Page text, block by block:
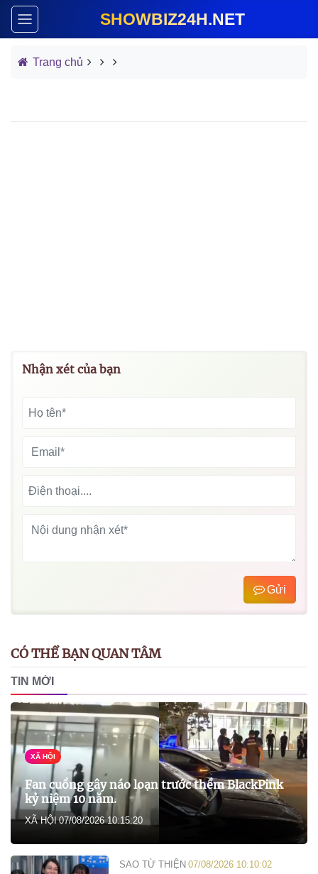
SHOWBIZ24H.NET
Trang chủ
Nhận xét của bạn
Gửi
CÓ THỂ BẠN QUAN TÂM
TIN MỚI
XÃ HỘI
Fan cuồng gây náo loạn trước thềm BlackPink
kỷ niệm 10 năm.
XÃ HỘI 07/08/2026 10:15:20
SAO TỪ THIỆN 07/08/2026 10:10:02